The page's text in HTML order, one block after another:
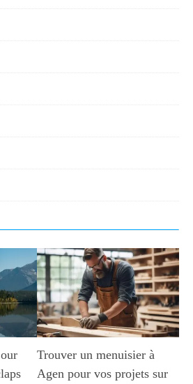
Trouver un menuisier à
Agen pour vos projets sur